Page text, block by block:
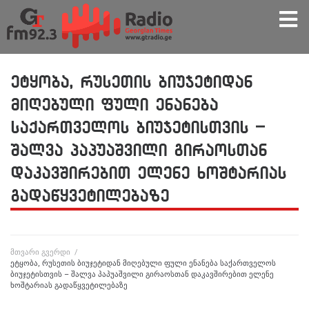
ეტყობა, რუსეთის ბიუჯეტიდან
მიღებული ფული ენანება
საქართველოს ბიუჯეტისთვის –
შალვა პაპუაშვილი გირაოსთან
დაკავშირებით ელენე ხოშტარიას
გადაწყვეტილებაზე
მთვარი გვერდი /
ეტყობა, რუსეთის ბიუჯეტიდან მიღებული ფული ენანება საქართველოს
ბიუჯეტისთვის – შალვა პაპუაშვილი გირაოსთან დაკავშირებით ელენე
ხოშტარიას გადაწყვეტილებაზე